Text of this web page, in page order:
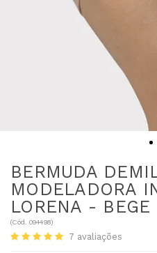
BERMUDA
MODELADORA
LORENA - BEGE
(Cód. 094498)
7 avaliações